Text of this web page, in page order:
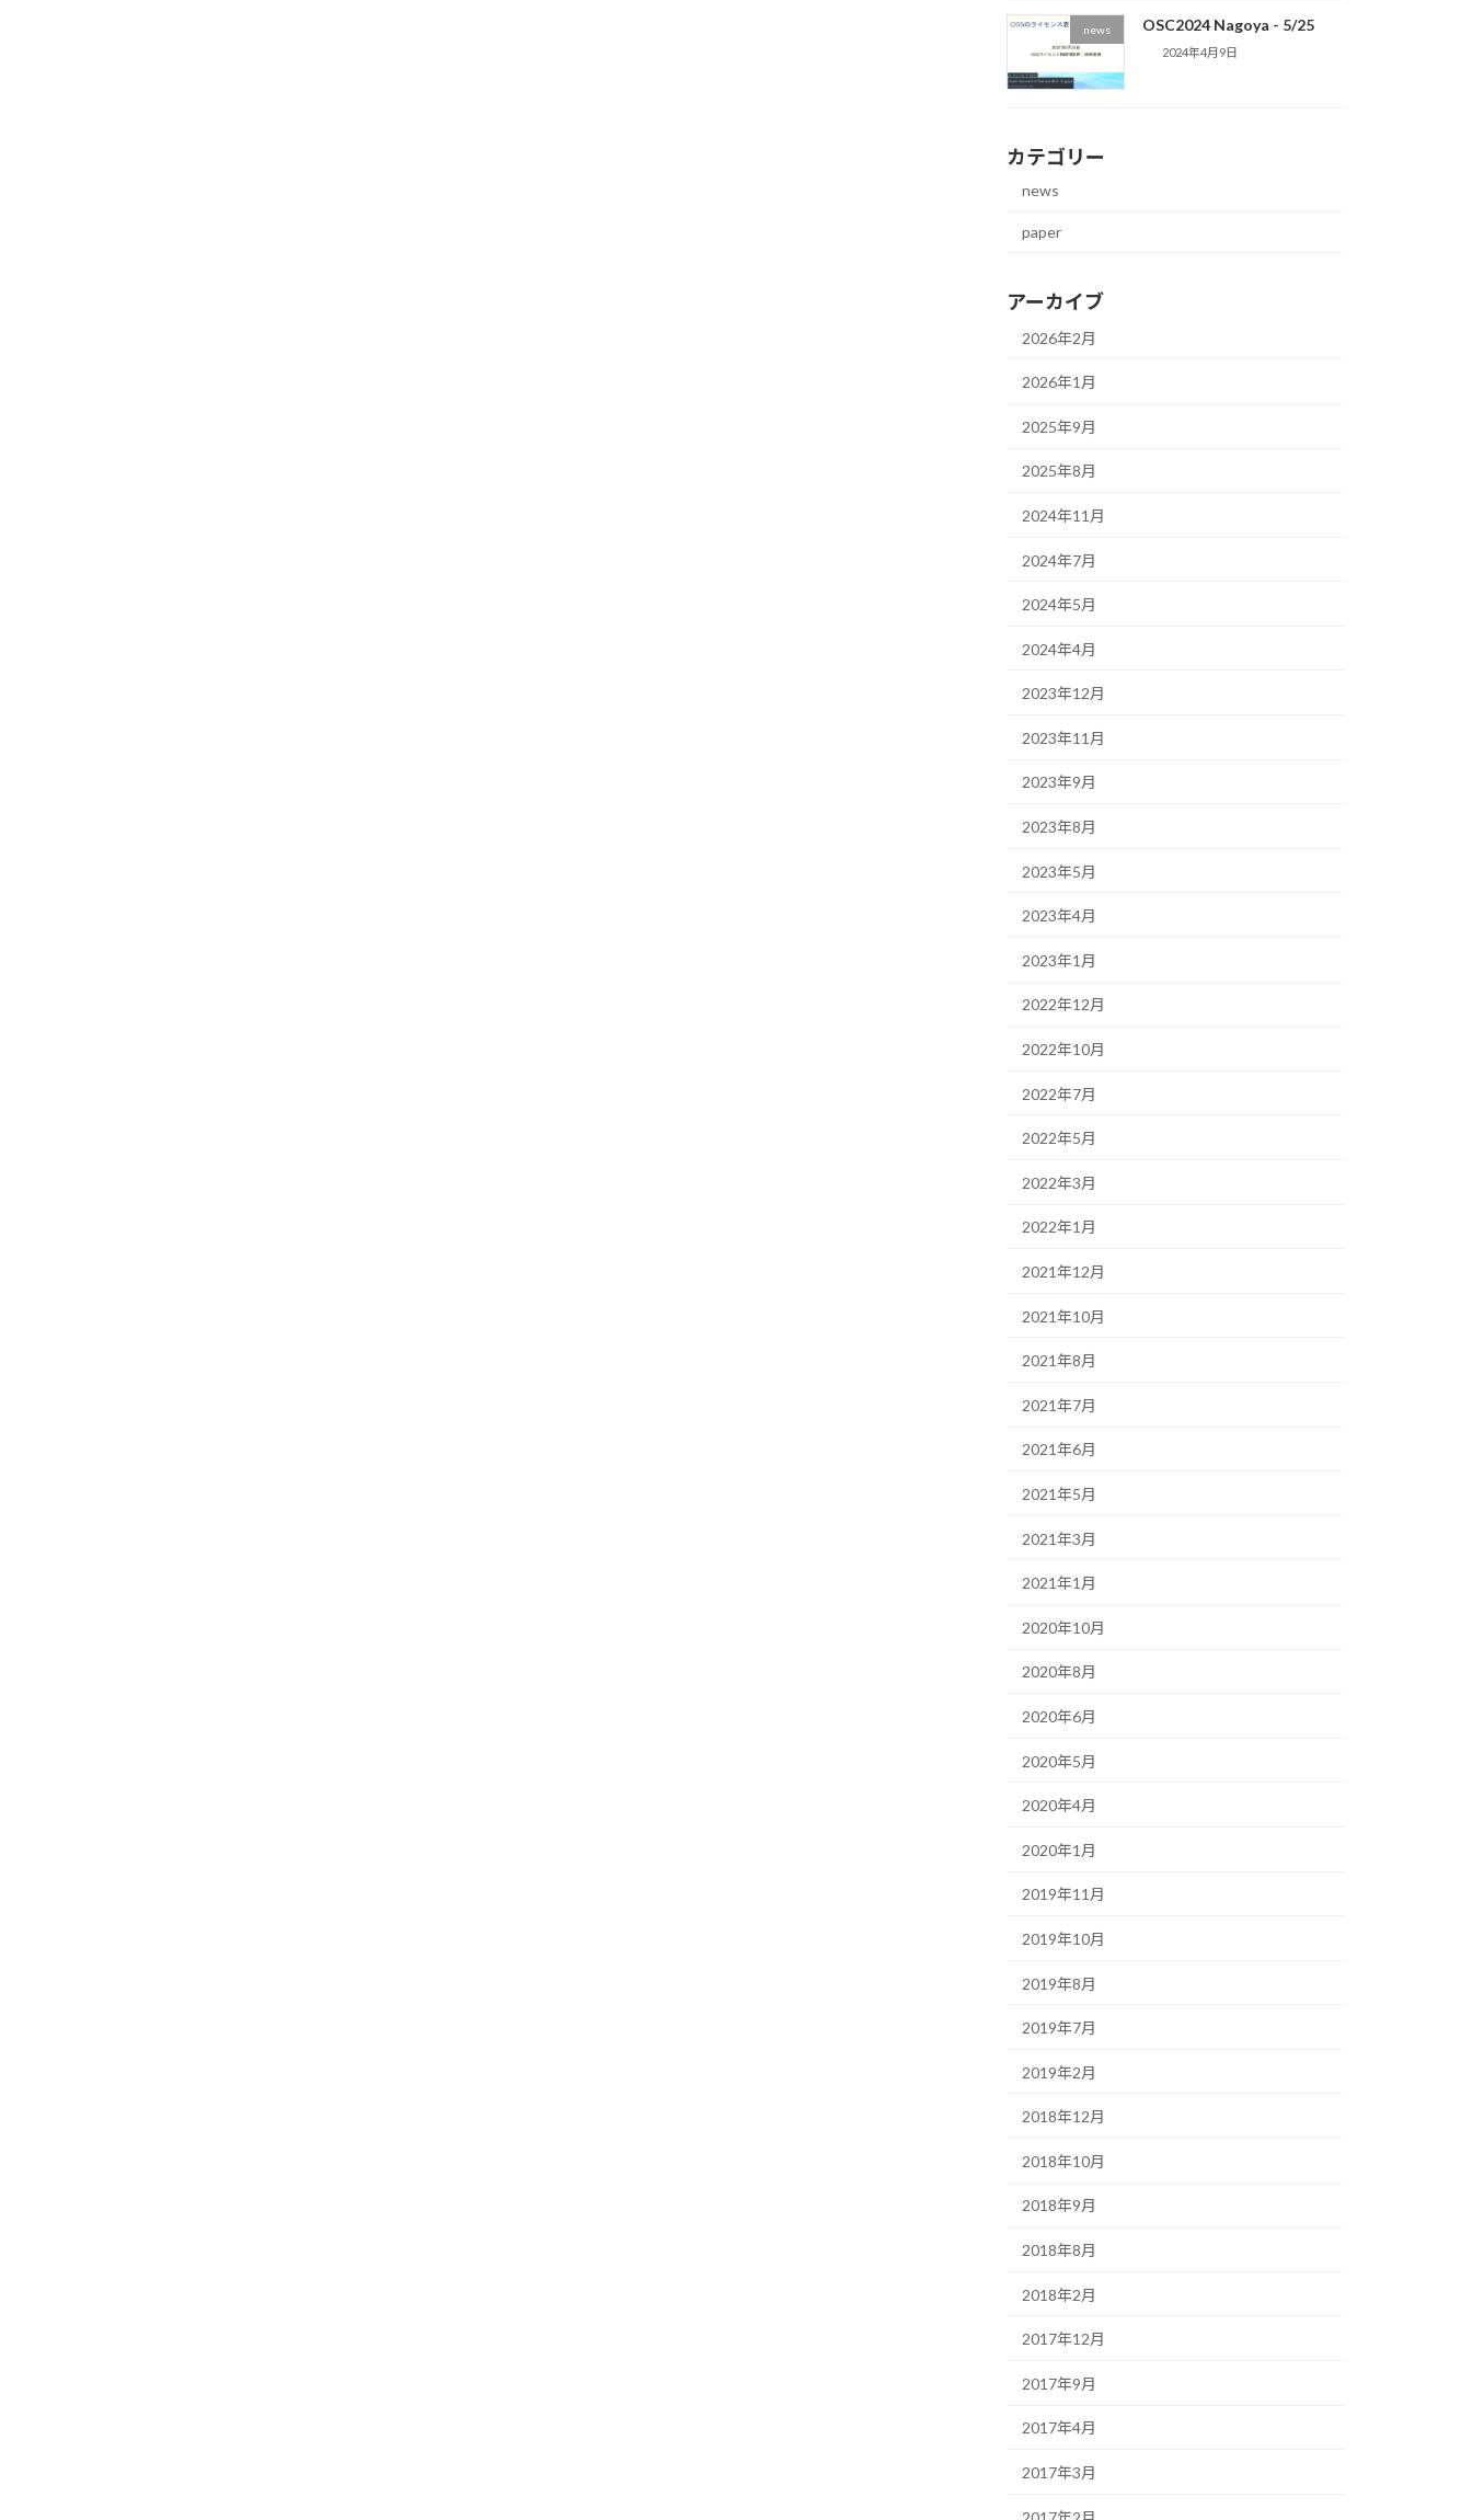
news OSC2024 Nagoya - 5/25
2024年4月9日
カテゴリー
news
paper
アーカイブ
2026年2月
2026年1月
2025年9月
2025年8月
2024年11月
2024年7月
2024年5月
2024年4月
2023年12月
2023年11月
2023年9月
2023年8月
2023年5月
2023年4月
2023年1月
2022年12月
2022年10月
2022年7月
2022年5月
2022年3月
2022年1月
2021年12月
2021年10月
2021年8月
2021年7月
2021年6月
2021年5月
2021年3月
2021年1月
2020年10月
2020年8月
2020年6月
2020年5月
2020年4月
2020年1月
2019年11月
2019年10月
2019年8月
2019年7月
2019年2月
2018年12月
2018年10月
2018年9月
2018年8月
2018年2月
2017年12月
2017年9月
2017年4月
2017年3月